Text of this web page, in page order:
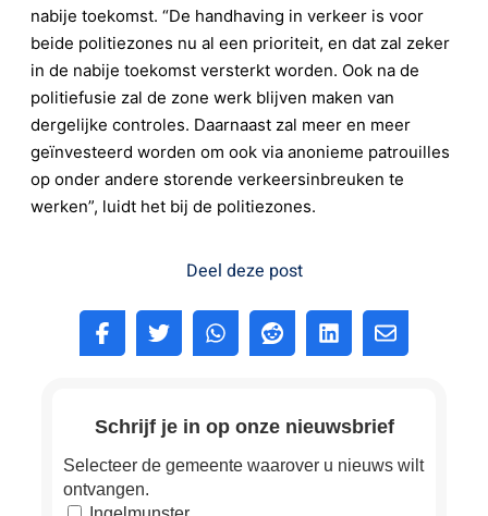
nabije toekomst. “De handhaving in verkeer is voor
beide politiezones nu al een prioriteit, en dat zal zeker
in de nabije toekomst versterkt worden. Ook na de
politiefusie zal de zone werk blijven maken van
dergelijke controles. Daarnaast zal meer en meer
geïnvesteerd worden om ook via anonieme patrouilles
op onder andere storende verkeersinbreuken te
werken”, luidt het bij de politiezones.
Deel deze post
Schrijf je in op onze nieuwsbrief
Selecteer de gemeente waarover u nieuws wilt
ontvangen.